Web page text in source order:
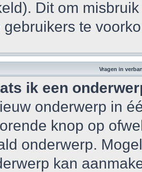
Dit om
te
Vragen in
ik een
onderwerp in
knop op
onderwerp.
kan